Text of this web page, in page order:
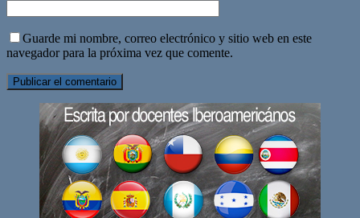
Guarde mi nombre, correo electrónico y sitio web en este
navegador para la próxima vez que comente.